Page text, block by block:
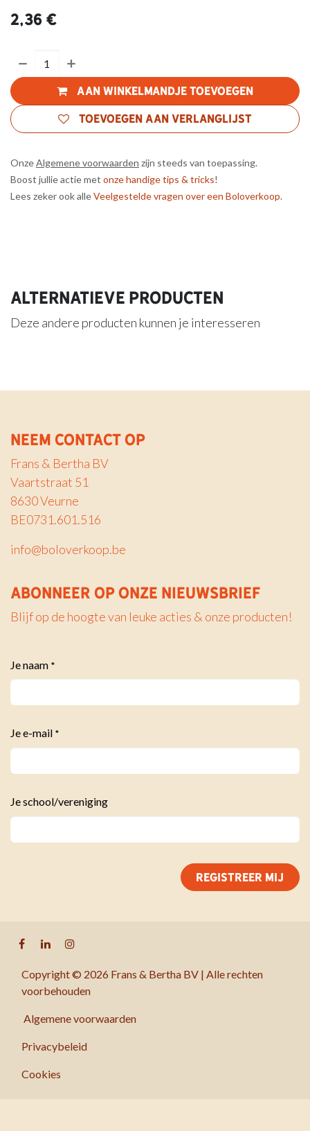
2,36 €
Aan winkelmandje toevoegen
Toevoegen aan verlanglijst
OnzeAlgemene voorwaarden zijn steeds van toepassing.
Boost jullie actie met onze handige tips & tricks!
Lees zeker ook alleVeelgestelde vragen over een Boloverkoop.
Alternatieve producten
Deze andere producten kunnen je interesseren
Neem contact op
Frans & Bertha BV
Vaartstraat 51
8630 Veurne
BE0731.601.516
info@boloverkoop.be
ABONNEER OP ONZE NIEUWSBRIEF
Blijf op de hoogte van leuke acties & onze producten!
Je naam *
Je e-mail *
Je school/vereniging
REGISTREER MIJ
Copyright © 2026 Frans & Bertha BV | Alle rechten
voorbehouden
Algemene voorwaarden
Privacybeleid
Cookies